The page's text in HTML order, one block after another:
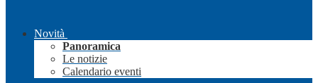
Novità
Panoramica
Le notizie
Calendario eventi